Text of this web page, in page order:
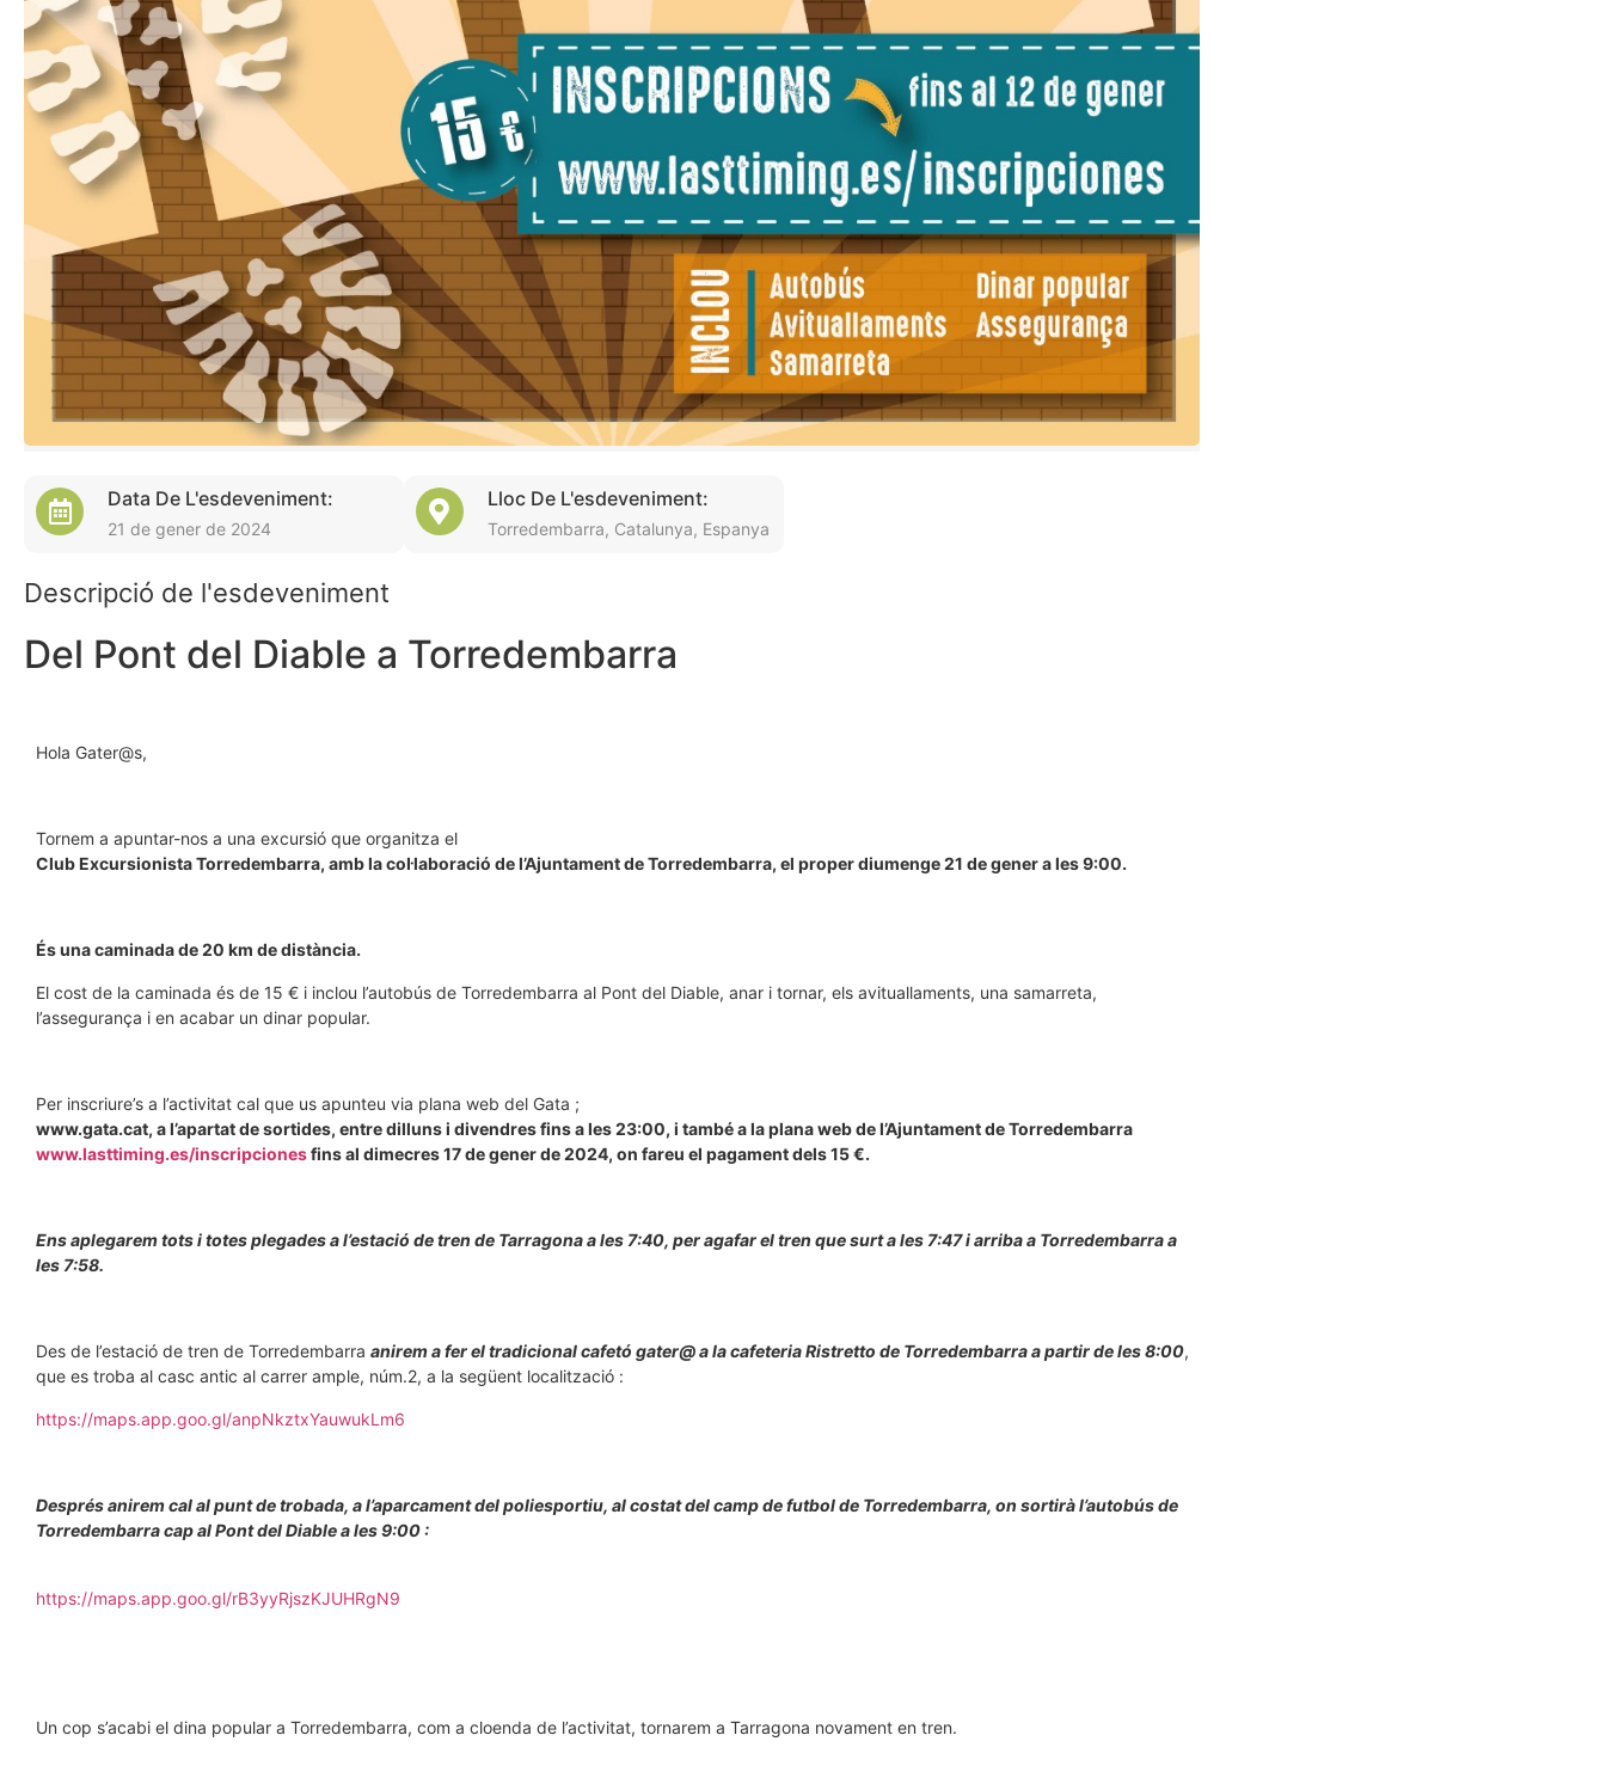
Data De L'esdeveniment:
21 de gener de 2024
Lloc De L'esdeveniment:
Torredembarra, Catalunya, Espanya
Descripció de l'esdeveniment
Del Pont del Diable a Torredembarra
Hola Gater@s,
Tornem a apuntar-nos a una excursió que organitza el
Club Excursionista Torredembarra, amb la col·laboració de l’Ajuntament de Torredembarra, el proper diumenge 21 de gener a les 9:00.
És una caminada de 20 km de distància.
El cost de la caminada és de 15 € i inclou l’autobús de Torredembarra al Pont del Diable, anar i tornar, els avituallaments, una samarreta,
l’assegurança i en acabar un dinar popular.
Per inscriure’s a l’activitat cal que us apunteu via plana web del Gata ;
www.gata.cat, a l’apartat de sortides, entre dilluns i divendres fins a les 23:00, i també a la plana web de l’Ajuntament de Torredembarra
www.lasttiming.es/inscripcionesfins al dimecres 17 de gener de 2024, on fareu el pagament dels 15 €.
Ens aplegarem tots i totes plegades a l’estació de tren de Tarragona a les 7:40, per agafar el tren que surt a les 7:47 i arriba a Torredembarra a
les 7:58.
Des de l’estació de tren de Torredembarra anirem a fer el tradicional cafetó gater@ a la cafeteria Ristretto de Torredembarra a partir de les 8:00,
que es troba al casc antic al carrer ample, núm.2, a la següent localització :
https://maps.app.goo.gl/anpNkztxYauwukLm6
Després anirem cal al punt de trobada, a l’aparcament del poliesportiu, al costat del camp de futbol de Torredembarra, on sortirà l’autobús de
Torredembarra cap al Pont del Diable a les 9:00 :
https://maps.app.goo.gl/rB3yyRjszKJUHRgN9
Un cop s’acabi el dina popular a Torredembarra, com a cloenda de l’activitat, tornarem a Tarragona novament en tren.